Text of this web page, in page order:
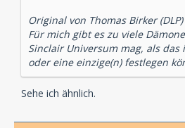
Original von Thomas Birker (DLP)
Für mich gibt es zu viele
Sinclair Universum mag, als
oder eine einzige(n) festlegen
Sehe ich ähnlich.